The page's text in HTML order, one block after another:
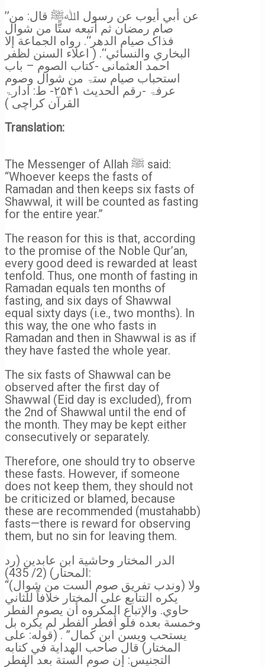
’’عن أبي أیوب عن رسول اﷲﷺ قال: من
صام رمضان ثم أتبعه ستًّا من شوال
فذاک صیام الدهر‘‘. رواه الجماعة إلا
البخاري والنسائي‘‘. ( اعلاء السنن لظفر
احمد العثمانی -کتاب الصوم – باب
استحباب صیام ستۃ من شوال وصوم
عرفۃ -رقم الحدیث ۲۵۴۱- ط: ادارۃ
القرآن کراچی )
Translation:
The Messenger of Allah ﷺ said:
“Whoever keeps the fasts of
Ramadan and then keeps six fasts of
Shawwal, it will be counted as fasting
for the entire year.”
The reason for this is that, according
to the promise of the Noble Qur’an,
every good deed is rewarded at least
tenfold. Thus, one month of fasting in
Ramadan equals ten months of
fasting, and six days of Shawwal
equal sixty days (i.e., two months). In
this way, the one who fasts in
Ramadan and then in Shawwal is as if
they have fasted the whole year.
The six fasts of Shawwal can be
observed after the first day of
Shawwal (Eid day is excluded), from
the 2nd of Shawwal until the end of
the month. They may be kept either
consecutively or separately.
Therefore, one should try to observe
these fasts. However, if someone
does not keep them, they should not
be criticized or blamed, because
these are recommended (mustahabb)
fasts—there is reward for observing
them, but no sin for leaving them.
الدر المختار وحاشية ابن عابدين (رد
المحتار) (2/ 435):
“(وندب تفريق صوم الست من شوال) ولا
يكره التتابع على المختار خلافاً للثاني
حاوي. والإتباع المكروه أن يصوم الفطر
وخمسة بعده فلو أفطر الفطر لم يكره بل
يستحب ويسن ابن كمال” . (قوله: على
المختار) قال صاحب الهداية في كتابه
التجنيس: إن صوم الستة بعد الفطر